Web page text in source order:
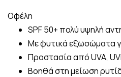
Οφέλη
SPF 50+ πολύ υψηλή
Με φυτικά εξωσώματα
Προστασία από UVA,
Βοηθά στη μείωση